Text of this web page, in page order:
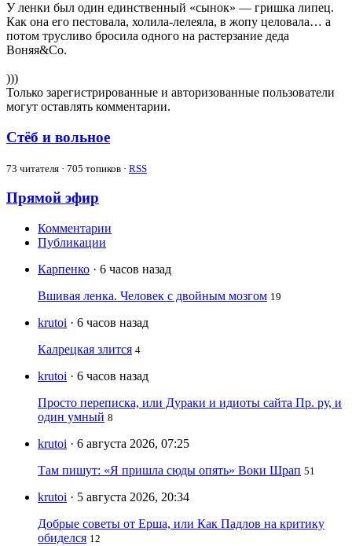
У ленки был один единственный «сынок» — гришка липец.
Как она его пестовала, холила-лелеяла, в жопу целовала… а
потом трусливо бросила одного на растерзание деда
Воняя&Co.
)))
Только зарегистрированные и авторизованные пользователи
могут оставлять комментарии.
Стёб и вольное
73 читателя · 705 топиков · RSS
Прямой эфир
Комментарии
Публикации
Карпенко · 6 часов назад
Вшивая ленка. Человек с двойным мозгом 19
krutoi · 6 часов назад
Калрецкая злится 4
krutoi · 6 часов назад
Просто переписка, или Дураки и идиоты сайта Пр. ру, и
один умный 8
krutoi · 6 августа 2026, 07:25
Там пишут: «Я пришла сюды опять» Воки Шрап 51
krutoi · 5 августа 2026, 20:34
Добрые советы от Ерша, или Как Падлов на критику
обиделся 12